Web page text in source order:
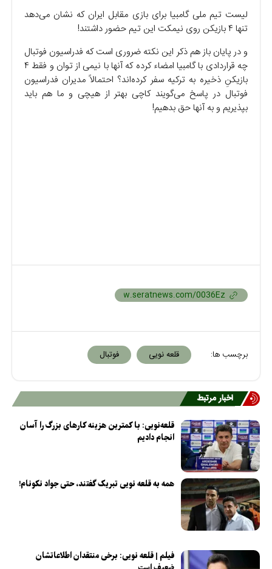
لیست تیم ملی گامبیا برای بازی مقابل ایران که نشان می‌دهد
تنها ۴ بازیکن روی نیمکت این تیم حضور داشتند!
و در پایان باز هم ذکر این نکته ضروری است که فدراسیون فوتبال
چه قراردادی با گامبیا امضاء کرده که آنها با نیمی از توان و فقط ۴
بازیکنِ ذخیره به ترکیه سفر کرده‌اند؟ احتمالاً مدیران فدراسیون
فوتبال در پاسخ می‌گویند کاچی بهتر از هیچی و ما هم باید
بپذیریم و به آنها حق بدهیم!
برچسب ها: قلعه نویی فوتبال
اخبار مرتبط
قلعه‌نویی: با کمترین هزینه کارهای بزرگ را آسان
انجام دادیم
همه به قلعه نویی تبریک گفتند، حتی جواد نکونام!
فیلم | قلعه نویی: برخی منتقدان اطلاعاتشان